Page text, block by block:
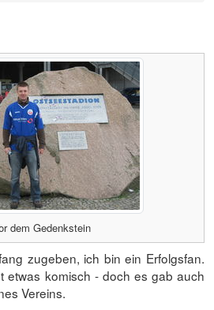
dem Gedenkstein
zugeben, ich bin ein Erfolgsfan.
etwas komisch - doch es gab auch
Vereins.